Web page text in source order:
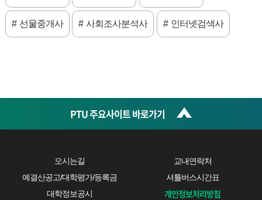
선물중개사 사회조사분석사 인터넷검색사
PTU 주요사이트 바로가기
오시는길
교내연락처
예결산공고/대학평가/등록금
셔틀버스시간표
대학정보공시
개인정보처리방침